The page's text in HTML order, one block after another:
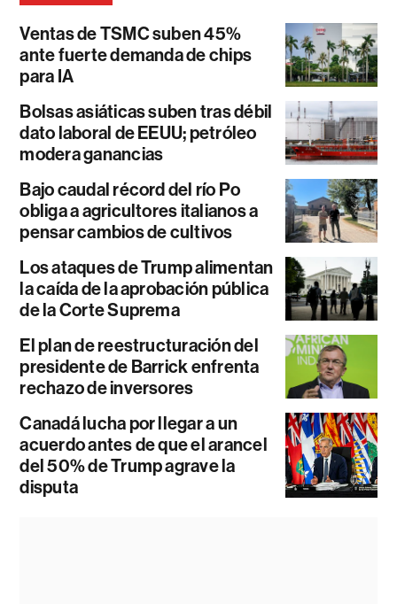
Ventas de TSMC suben 45%
ante fuerte demanda de chips
para IA
Bolsas asiáticas suben tras débil
dato laboral de EEUU; petróleo
modera ganancias
Bajo caudal récord del río Po
obliga a agricultores italianos a
pensar cambios de cultivos
Los ataques de Trump alimentan
la caída de la aprobación pública
de la Corte Suprema
El plan de reestructuración del
presidente de Barrick enfrenta
rechazo de inversores
Canadá lucha por llegar a un
acuerdo antes de que el arancel
del 50% de Trump agrave la
disputa